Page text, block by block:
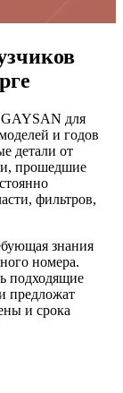
GAYSAN для
и годов
детали от
прошедшие
фильтров,
знания
номера.
подходящие
предложат
и срока